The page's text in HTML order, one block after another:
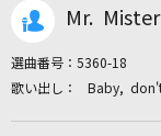
Mr. Mister
選曲番号： 5360-18
Baby,